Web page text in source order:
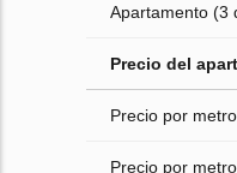
Apartamento (3
Precio del
Precio por
Precio por